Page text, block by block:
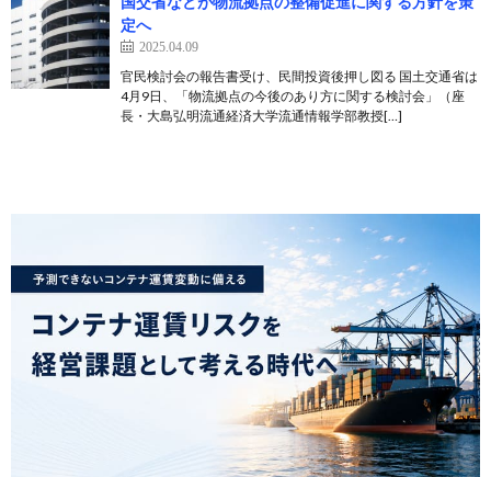
定へ
2025.04.09
官民検討会の報告書受け、民間投資後押し図る 国土交通省は
4月9日、「物流拠点の今後のあり方に関する検討会」（座
長・大島弘明流通経済大学流通情報学部教授[…]